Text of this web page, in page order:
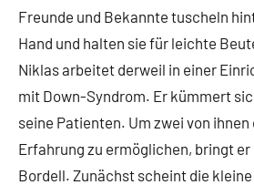
Freunde und Bekannte tuscheln
Hand und halten sie für leichte
Niklas arbeitet derweil in einer
mit Down-Syndrom. Er kümmert
seine Patienten. Um zwei von
Erfahrung zu ermöglichen, bringt
Bordell. Zunächst scheint die